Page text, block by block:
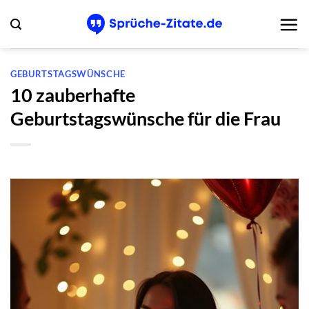
Inhalt
springen
GEBURTSTAGSWÜNSCHE
10 zauberhafte
Geburtstagswünsche für die Frau